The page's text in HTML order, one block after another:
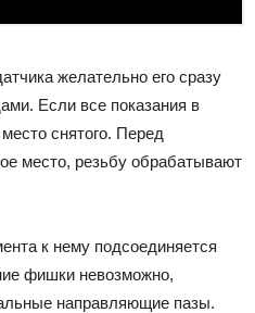
желательно его сразу
Если все показания в
снятого. Перед
место, резьбу обрабатывают
к нему подсоединяется
фишки невозможно,
направляющие пазы.